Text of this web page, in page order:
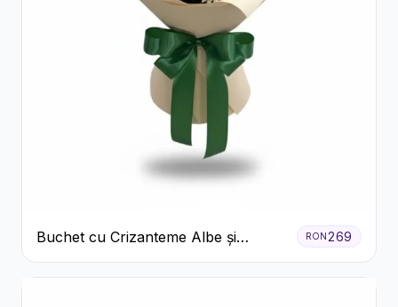
Buchet cu Crizanteme Albe și
Galbene
RON269